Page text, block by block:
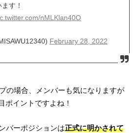
す！
nMLKlan40O
February 28, 2022
の場合、メンバーも気になりますが
ポイントですよね！
バーポジションは正式に明かされて